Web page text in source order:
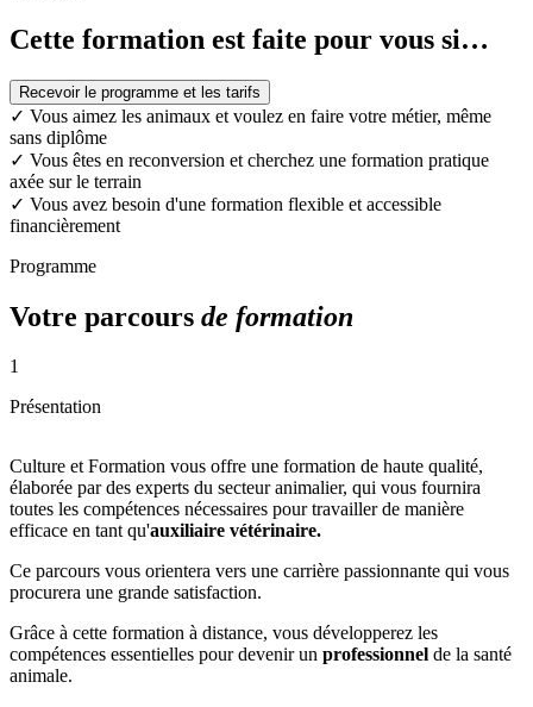
Cette formation est faite pour vous si…
Recevoir le programme et les tarifs
✓ Vous aimez les animaux et voulez en faire votre métier, même
sans diplôme
✓ Vous êtes en reconversion et cherchez une formation pratique
axée sur le terrain
✓ Vous avez besoin d'une formation flexible et accessible
financièrement
Programme
Votre parcours de formation
1
Présentation
Culture et Formation vous offre une formation de haute qualité,
élaborée par des experts du secteur animalier, qui vous fournira
toutes les compétences nécessaires pour travailler de manière
efficace en tant qu'auxiliaire vétérinaire.
Ce parcours vous orientera vers une carrière passionnante qui vous
procurera une grande satisfaction.
Grâce à cette formation à distance, vous développerez les
compétences essentielles pour devenir un professionnel de la santé
animale.